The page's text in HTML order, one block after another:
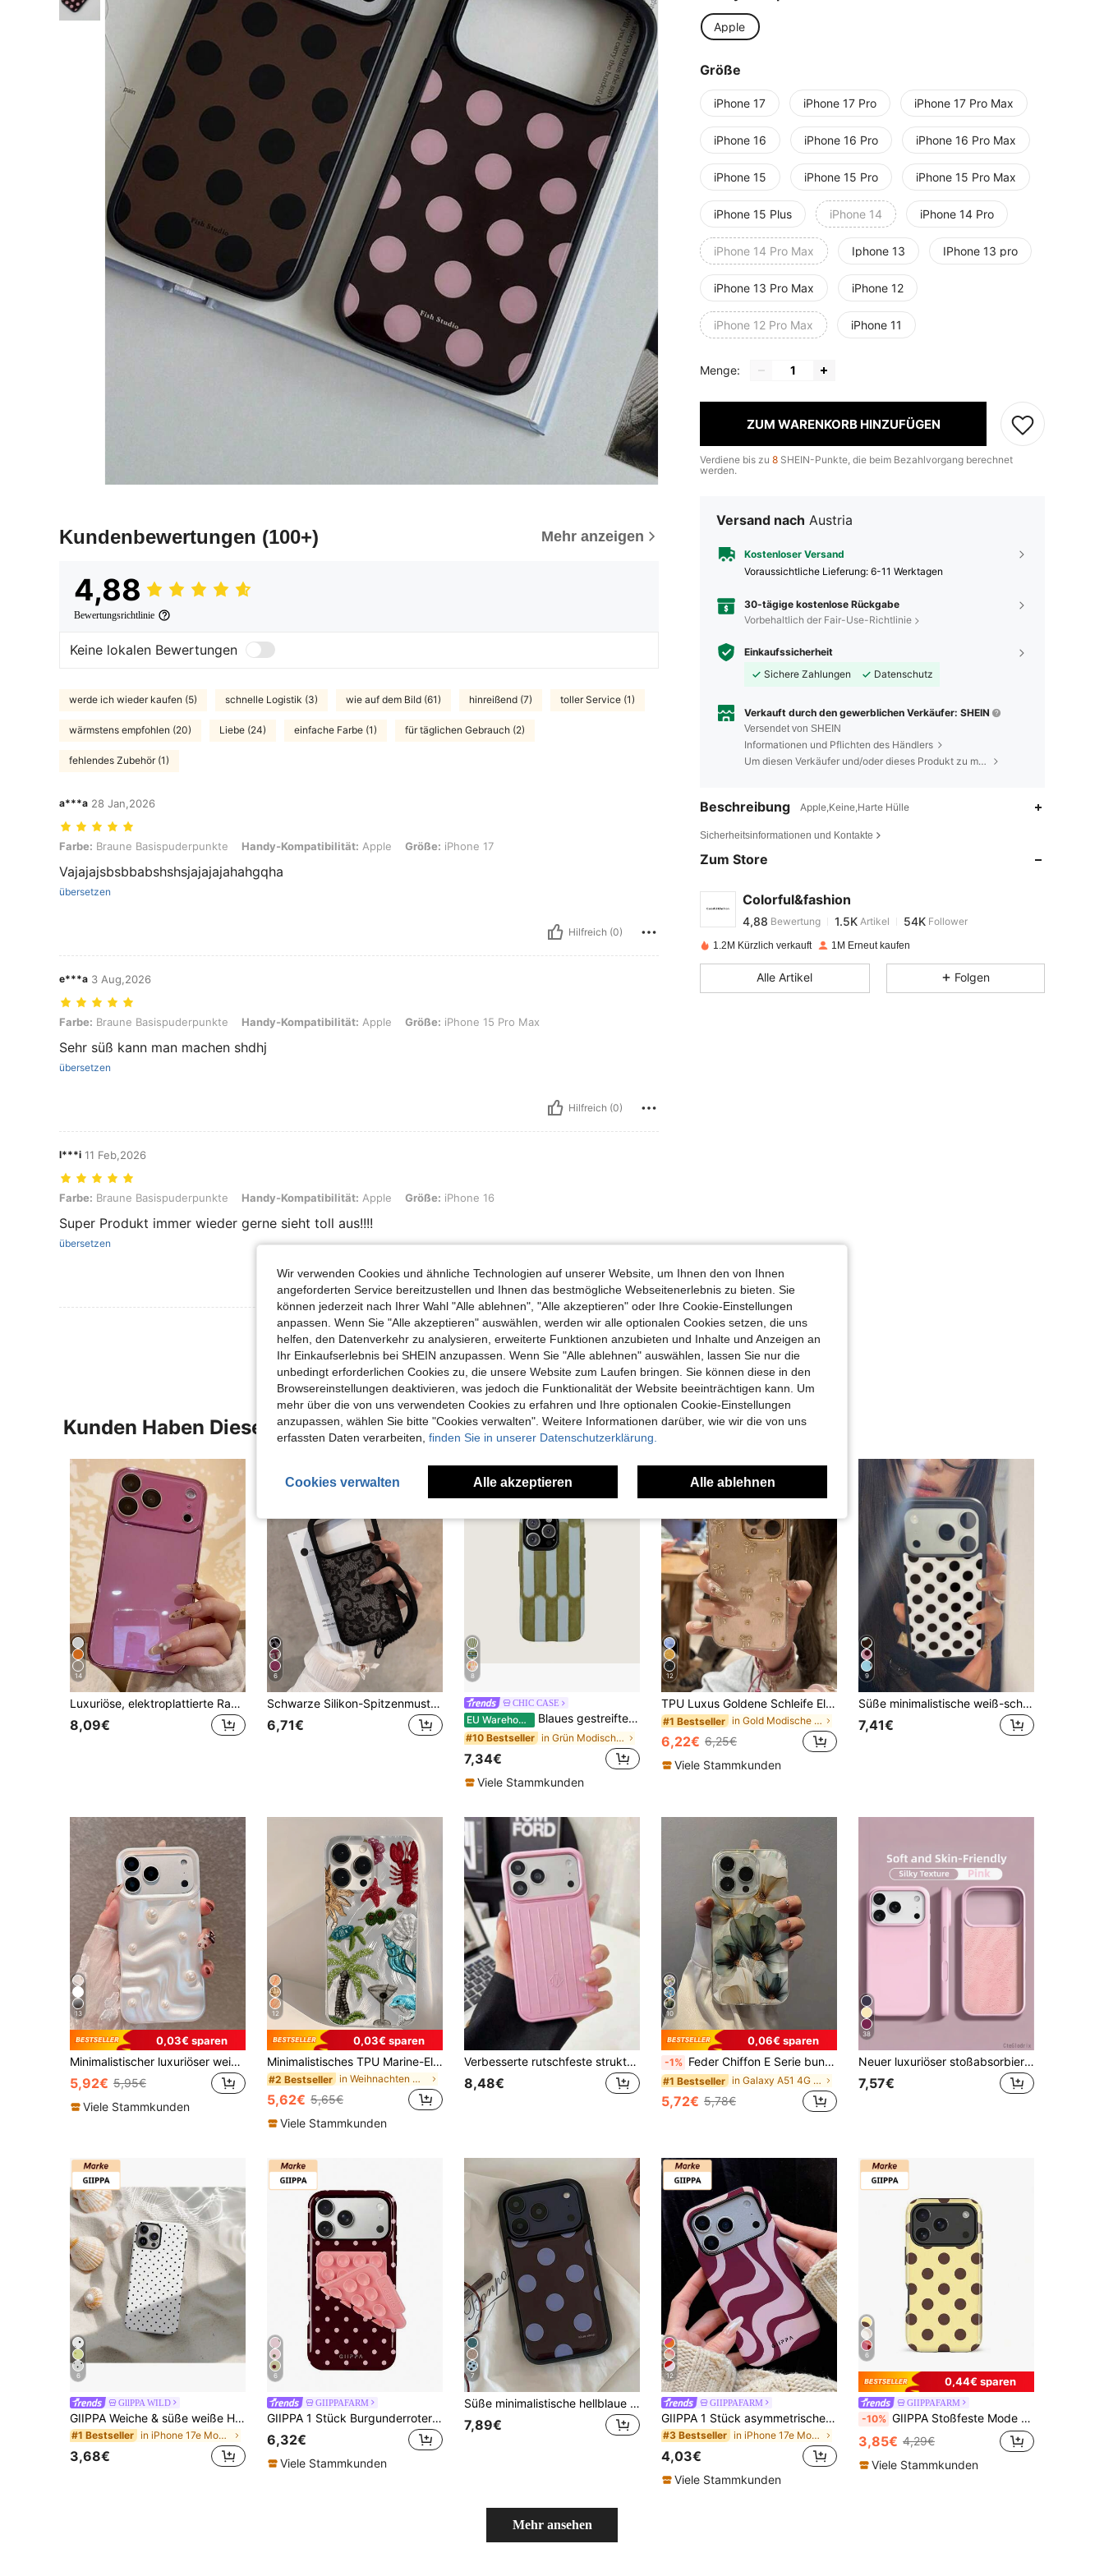
Kundenbewertungen (100+) Mehr anzeigen
4,88
Bewertungsrichtlinie
Keine lokalen Bewertungen
werde ich wieder kaufen (5) schnelle Logistik (3) wie auf dem Bild (61) hinreißend (7) toller Service (1)
wärmstens empfohlen (20) Liebe (24) einfache Farbe (1) für täglichen Gebrauch (2)
fehlendes Zubehör (1)
a***a 28 Jan,2026
Farbe: Braune Basispuderpunkte, Handy-Kompatibilität: Apple, Größe: iPhone 17
Farbe: Braune Basispuderpunkte Handy-Kompatibilität: Apple Größe: iPhone 17
Vajajajsbsbbabshshsjajajajahahgqha
übersetzen
Hilfreich (0)
e***a 3 Aug,2026
Farbe: Braune Basispuderpunkte, Handy-Kompatibilität: Apple, Größe: iPhone 15 Pro Max
Farbe: Braune Basispuderpunkte Handy-Kompatibilität: Apple Größe: iPhone 15 Pro Max
Sehr süß kann man machen shdhj
übersetzen
Hilfreich (0)
l***i 11 Feb,2026
Farbe: Braune Basispuderpunkte, Handy-Kompatibilität: Apple, Größe: iPhone 16
Farbe: Braune Basispuderpunkte Handy-Kompatibilität: Apple Größe: iPhone 16
Super Produkt immer wieder gerne sieht toll aus!!!!
übersetzen
Hilfreich (0)
Mehr Bewertungen Ansehen
Apple
Größe
iPhone 17 iPhone 17 Pro iPhone 17 Pro Max
iPhone 16 iPhone 16 Pro iPhone 16 Pro Max
iPhone 15 iPhone 15 Pro iPhone 15 Pro Max
iPhone 15 Plus iPhone 14 iPhone 14 Pro
iPhone 14 Pro Max Iphone 13 IPhone 13 pro
iPhone 13 Pro Max iPhone 12
iPhone 12 Pro Max iPhone 11
Menge:
ZUM WARENKORB HINZUFÜGEN
Verdiene bis zu 8 SHEIN-Punkte, die beim Bezahlvorgang berechnet
werden.
Versand nach Austria
Kostenloser Versand
Voraussichtliche Lieferung: 6-11 Werktagen
30-tägige kostenlose Rückgabe
Vorbehaltlich der Fair-Use-Richtlinie
Einkaufssicherheit
Sichere Zahlungen
Datenschutz
Verkauft durch den gewerblichen Verkäufer: SHEIN
Versendet von SHEIN
Informationen und Pflichten des Händlers
Um diesen Verkäufer und/oder dieses Produkt zu melden
Beschreibung Apple,Keine,Harte Hülle
Sicherheitsinformationen und Kontakte
Zum Store
Colorful&fashion
4,88 1.5K 54K
4,88
s***1bezahltVor 1 Tag
4,88 1.5K 54K
1.2M Kürzlich verkauft 1M Erneut kaufen
Alle Artikel Folgen
Kunden Haben Diese Artikel Auch Angeschaut
14
Luxuriöse, elektroplattierte Rand Einfarbig Glänzend Glas Handyhülle geeignet für iPhone 17 Pro Max, 16, 15, 14, 13, 12, 11 Pro Max, Linsenschutz, minimalistisch einfarbig süß & elegant Handyhülle geeignet für iPhone 17 Pro Max, 16 Pro Max, 17 Pro, 15 Pro Max, 14 Pro Max, 13 Pro Max
8,09€
6
Schwarze Silikon-Spitzenmuster-Silikon-Lanyard-Stil 1 Stück Silikon-Lanyard-Spitzenmuster-Matt-Transparent-Handyhülle kompatibel mit iPhone17 17pro 17Air 17promax11 11Pro 11promax 12 12 Pro 12Promax 13 13pro 13promax 14 14pro 14PLUS 14promax 15 15pro 15PLUS 16 16pro 16promax 16PLUS Mutter Geschenk Party
6,71€
8
CHIC CASE
EU Warehouse Blaues gestreiftes Muster Mode Handyhülle, blaue Mode Aquarell vertikale gestreifte Handyhülle, olivgrüne und blaue Schutzhülle kompatibel mit iPhone 17, 16, 15, 14, 13, 12, 11 Pro Max als Frühlingsgeburtstaggeschenk
#10 Bestseller in Grün Modische Handyhüllen
7,34€
Viele Stammkunden
12
TPU Luxus Goldene Schleife Element Glänzend Gold Schleife & Luxus Gold Textur Rand Transparente Epoxidharz Handyhülle, Passend für iPhone 17/17Air/17Pro/17ProMax/16/15/14/13/12/11/X/XS/XR/Mini/Pro Max/Pro/Plus, TPU Weiche Vollabdeckung Hülle Frühlings Geschenk
#1 Bestseller in Gold Modische Handyhüllen
6,22€ 6,25€
Viele Stammkunden
9
Süße minimalistische weiß-schwarze Punkte Mode Handyhülle kompatibel mit 12/13/14/15/16/17 Pro Max/14/15/16 Plus/17 Air/17 Pro/11, modernes Kontrastfarben-Design, stoßfester schwarzer Rahmen, ideales Geschenk für Freunde oder Frauen, Frühjahrs-Geburtstags-Geschenk, Jahrestags-Party
7,41€
13
0,03€ sparen
Minimalistischer luxuriöser weißer Perlen-Element 3D-Wellen-Modeschmuckfall, Perlenweiß-Modewellen-Handyhülle mit Perlen-Dekor, kompatibel mit iPhone 17 Pro Max/17 Pro/17 Air/17/16 Pro Max/16/16 Pro/16 Plus/15/15 Pro Max/15 Pro/15 Plus/11/12/13/14 Pro Max/11 Pro/11 Pro Max/12 Pro/12 Pro Max/13 Pro/13 Pro Max/14 Pro/14 Pro Max/14 Plus, kreative weiche Hülle, Hochzeitsgeschenk, Party, Jahrestag, Frühling
5,92€ 5,95€
Viele Stammkunden
12
0,03€ sparen
Minimalistisches TPU Marine-Elemente stoßfeste 1 Stück Feder & Perle bestickte Palme & Handyhülle, kompatibel mit 17, 16, 15, 14, 13, 12, 11 Pro Max, Air und Serie, internationale Version, nicht die inländische Version Frühling, Strand
#2 Bestseller in Weihnachten Modische Handyhüllen
5,62€ 5,65€
Viele Stammkunden
Verbesserte rutschfeste strukturierte Kanten, mit einer rosa Dimela Gepäck- und Handyhülle. Kompatibel mit Apple 17 Pro Max Handy. Mit matter Sturzschutz-Funktion, 16 Pro Objektiv-Vollschutz-Design und 15 Pro Max Premium-Schutzhülle.
8,48€
10
0,06€ sparen
-1% Feder Chiffon E Serie bunte bemalte stoßfeste Handyhülle, kompatibel mit 17 Pro Max 17 Pro 17 Air 16 15 14 13 12 11 Pro Max XR XS, S24 S23 A04 A05 A14 A12 A15 A33 A53 A32 A35 A34, langanhaltend Schutzhülle für Handy
#1 Bestseller in Galaxy A51 4G Modische Handyhüllen
5,72€ 5,78€
38
Neuer luxuriöser stoßabsorbierender weicher beiger Handyhülle, geeignet für iPhone 17 Air 16 15 Pro 14 Plus 13 12 11 17 Pro Max XR XS Max X/XS 7/8 Plus 7/8, Fallschutz, stoßfestes Design, moderner Minimalismus, hautfreundliches Material
7,57€
6
GllPPA WILD
GIIPPA Weiche & süße weiße Handyhülle mit Polka Dots, Y2K-Stil, kompatibel mit 17/16/15/14/13/12/11 Pro Max, ästhetisch
#1 Bestseller in iPhone 17e Modische Handyhüllen
3,68€
6
GIIPPAFARM
GIIPPA 1 Stück Burgunderroter Hintergrund mit rosa Polka-Dot Handyhülle + Saugnapf-Design, Handy 17 Pro Max Handyhülle, kompatibel mit Handy 16 Pro Max, 15 Pro Max, 14 Pro Max, koreanischer Stil hochwertig modisch und lustig Handyhülle, kompatibel mit 11/12/13/14/15/16 Pro Max Plus, elegantes Design geeignet für Männer und Frauen, perfektes Geschenk für die Freundin!
6,32€
Viele Stammkunden
7
Süße minimalistische hellblaue Punkte glänzende stoßfeste Mode Muster Handyhülle kompatibel mit iPhone 17 Air 16 15 14 13 12 11 Pro Max 16 15 14 Plus, kreative Rückseite, Frühlings Geschenk, Geburtstag, Jahrestag
7,89€
12
GIIPPAFARM
GIIPPA 1 Stück asymmetrische Wellen Mode Handyhülle in Pink, kompatibel mit iPhone 17 Pro Max, 16 Pro Max, 15 Pro Max, 14 Pro Max, koreanisches hochwertiges interessantes Handyhülle, passend für 11/12/13/14/15/16 Pro Max Plus, elegantes Design geeignet für Männer und Frauen, ideales Geschenk zum Geburtstag oder Jahrestag für die Freundin
#3 Bestseller in iPhone 17e Modische Handyhüllen
4,03€
Viele Stammkunden
6
0,44€ sparen
GIIPPAFARM
-10% GIIPPA Stoßfeste Mode Polka Punkt 2-in-1 matte gelbe & braune Polka Punkt Handyhülle, kompatibel mit iPhone 17/16/15/14/13/12/11 Pro Max/Pro Plus/12 Mini/13 Mini, passt auch für Galaxy S26 S25 S24 S23 S22 S21 Plus Ultra Frühling
3,85€ 4,29€
Viele Stammkunden
Mehr ansehen
Wir verwenden Cookies und ähnliche Technologien auf unserer Website, um Ihnen den von Ihnen
angeforderten Service bereitzustellen und Ihnen das bestmögliche Webseitenerlebnis zu bieten. Sie
können jederzeit nach Ihrer Wahl "Alle ablehnen", "Alle akzeptieren" oder Ihre Cookie-Einstellungen
anpassen. Wenn Sie "Alle akzeptieren" auswählen, werden wir alle optionalen Cookies setzen, die uns
helfen, den Datenverkehr zu analysieren, erweiterte Funktionen anzubieten und Inhalte und Anzeigen an
Ihr Einkaufserlebnis bei SHEIN anzupassen. Wenn Sie "Alle ablehnen" auswählen, lassen Sie nur die
unbedingt erforderlichen Cookies zu, die unsere Website zum Laufen bringen. Sie können diese in den
Browsereinstellungen deaktivieren, was jedoch die Funktionalität der Website beeinträchtigen kann. Um
mehr über die von uns verwendeten Cookies zu erfahren und Ihre optionalen Cookie-Einstellungen
anzupassen, wählen Sie bitte "Cookies verwalten". Weitere Informationen darüber, wie wir die von uns
erfassten Daten verarbeiten, finden Sie in unserer Datenschutzerklärung.
Cookies verwalten Alle akzeptieren Alle ablehnen